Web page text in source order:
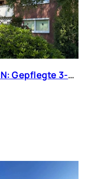
ANKOMMEN & AUFATMEN: Gepflegte 3-Zimmer-Wohnung in ruhiger Feldrandlage